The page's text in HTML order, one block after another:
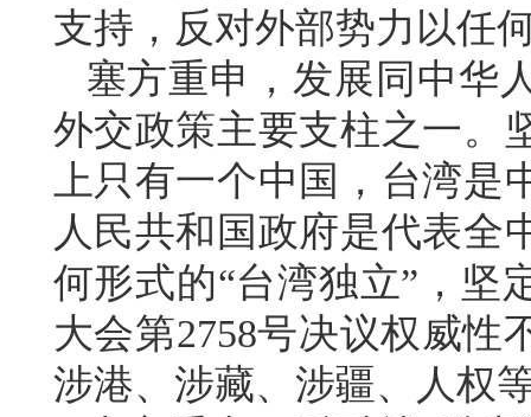
支持，反对外部势力以任
塞方重申，发展同中华
外交政策主要支柱之一。
上只有一个中国，台湾
人民共和国政府是代表全
何形式的“台湾独立”，坚
大会第2758号决议权威性
涉港、涉藏、涉疆、人权